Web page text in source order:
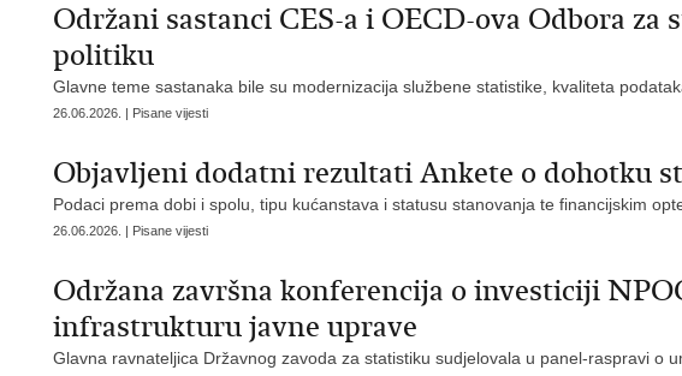
Održani sastanci CES-a i OECD-ova Odbora
politiku
Glavne teme sastanaka bile su modernizacija službene statistike, kvaliteta
26.06.2026. | Pisane vijesti
Objavljeni dodatni rezultati Ankete o dohotku
Podaci prema dobi i spolu, tipu kućanstava i statusu stanovanja te financijskim
26.06.2026. | Pisane vijesti
Održana završna konferencija o investiciji
infrastrukturu javne uprave
Glavna ravnateljica Državnog zavoda za statistiku sudjelovala u panel-raspravi o